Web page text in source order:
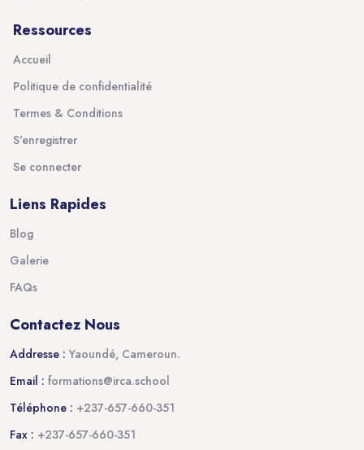
Ressources
Accueil
Politique de confidentialité
Termes & Conditions
S'enregistrer
Se connecter
Liens Rapides
Blog
Galerie
FAQs
Contactez Nous
Addresse : Yaoundé, Cameroun.
Email : formations@irca.school
Téléphone : +237-657-660-351
Fax : +237-657-660-351